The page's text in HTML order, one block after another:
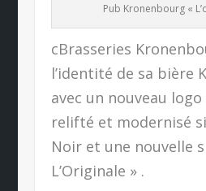
Pub Kronenbourg «
cBrasseries
l’identité de sa bière
avec un nouveau
relifté et modernisé
Noir et une nouvelle
L’Originale » .